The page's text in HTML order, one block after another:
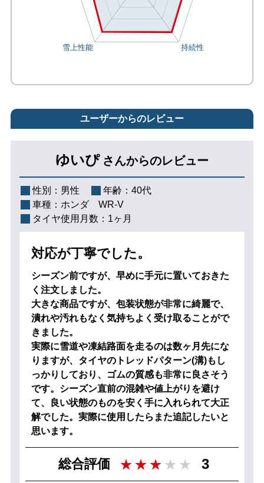
ユーザーからのレビュー
ゆいぴ さんからのレビュー
性別： 男性 年齢： 40代
車種： ホンダ WR-V
タイヤ使用月数： 1ヶ月
対応が丁寧でした。
シーズン前ですが、早めに手元に置いておきた
く注文しました。
大きな商品ですが、包装状態が非常に綺麗で、
潰れや汚れもなく気持ちよく受け取ることがで
きました。
実際に雪道や凍結路面を走るのは数ヶ月先にな
りますが、タイヤのトレッドパターン(溝)もし
っかりしており、ゴムの質感も非常に良さそう
です。シーズン直前の混雑や値上がりを避け
て、良い状態のものを安く手に入れられて大正
解でした。実際に使用したらまた追記したいと
思います。
総合評価 3